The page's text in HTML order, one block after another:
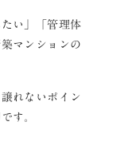
い」「管理体
マンションの
れないポイン
す。